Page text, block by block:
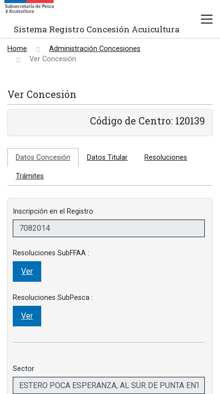
Sistema Registro Concesión Acuicultura
Home
Administración Concesiones
Ver Concesión
Ver Concesión
Código de Centro: 120139
Datos Concesión Datos Titular Resoluciones
Trámites
Inscripción en el Registro
Resoluciones SubFFAA :
Ver
Resoluciones SubPesca :
Ver
Sector